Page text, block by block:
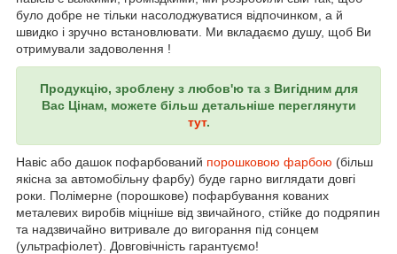
було добре не тільки насолоджуватися відпочинком, а й
швидко і зручно встановлювати. Ми вкладаємо душу, щоб Ви
отримували задоволення !
Продукцію, зроблену з любов'ю та з Вигідним для
Вас Цінам, можете більш детальніше переглянути
тут.
Навіс або дашок пофарбований порошковою фарбою (більш
якісна за автомобільну фарбу) буде гарно виглядати довгі
роки. Полімерне (порошкове) пофарбування кованих
металевих виробів міцніше від звичайного, стійке до подряпин
та надзвичайно витривале до вигорання під сонцем
(ультрафіолет). Довговічність гарантуємо!